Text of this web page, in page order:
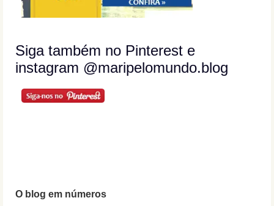
Siga também no Pinterest e
instagram @maripelomundo.blog
O blog em números